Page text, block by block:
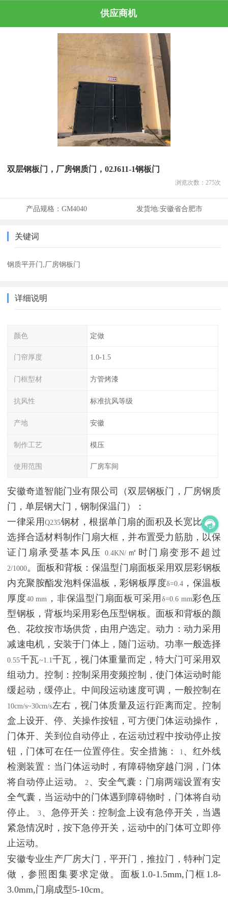
供应商机
双层钢板门，厂房钢质门，02J611-1钢板门
浏览次数： 275次
产品规格： GM4040 发货地:安徽省合肥市
关键词
钢质平开门,厂房钢板门
详细说明
颜色 定做
门帘厚度 1.0-1.5
门框型材 方管烤漆
抗风性 标准抗风等级
产地 安徽
制作工艺 模压
使用范围 厂房车间
安徽奇道智能门业有限公司（双层钢板门，厂房钢质
门，单层钢大门，钢制保温门）：
一律采用Q235钢材，根据单门扇的面积及长宽比例，
选择合适材料制作门扇大框，并布置受力筋肋，以保
证门扇承受基本风压
0.4KN/ ㎡时门扇变形不超过
2/1000。面板和背板：保温型门扇面板采用双层彩钢板
内充聚胺酯发泡料保温板，彩钢板厚度δ=0.4 ，保温板
厚度40 mm ，非保温型门扇面板可采用 δ=0.6 mm彩色压
型钢板，背板均采用彩色压型钢板。面板和背板的颜
色、花纹按市场供货，由用户选定。动力：动力采用
减速电机，安装于门体上，随门运动。功率一般选择
0.55千瓦~1.1千瓦，视门体重量而定，特大门可采用双
组动力。控制：控制采用变频控制，使门体运动时能
缓起动，缓停止。中间段运动速度可调，一般控制在
10cm/s~30cm/s左右，视门体质量及运行距离而定。控制
盒上设开、停、关操作按钮，可方便门体运动操作，
门体开、关到位自动停止，在运动过程中按动停止按
钮，门体可在任一位置停住。安全措施：
1、红外线
检测装置：当门体运动时，有障碍物穿越门洞，门体
将自动停止运动。
2、安全气囊：门扇两端设置有安
全气囊，当运动中的门体遇到障碍物时，门体将自动
停止。
3、急停开关：控制盒上设有急停开关，当遇
紧急情况时，按下急停开关，运动中的门体可立即停
止运动。
安徽专业生产厂房大门，平开门，推拉门，特种门定
做，参照图集要求定做。面板1.0-1.5mm,门框1.8-
3.0mm,门扇成型5-10cm。